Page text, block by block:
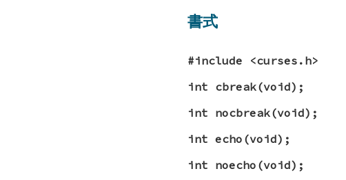
書式
#include <curses.h>
int cbreak(void);
int nocbreak(void);
int echo(void);
int noecho(void);